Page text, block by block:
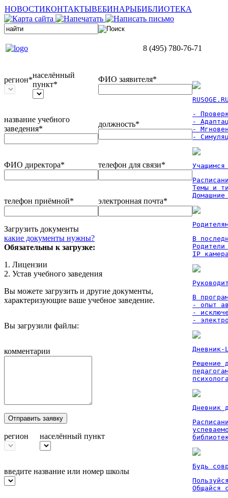
НОВОСТИКОНТАКТЫВЕБИНАРЫБИБЛИОТЕКА
8 (495) 780-76-71
регион*
населённый
пункт*
ФИО заявителя*
название учебного
заведения*
должность*
ФИО директора* телефон для связи*
телефон приёмной* электронная почта*
Загрузить документы
какие документы нужны?
Обязательны к загрузке:
1. Лицензии
2. Устав учебного заведения
Вы можете загрузить и другие документы,
характеризующие ваше учебное заведение.
Вы загрузили файлы:
комментарии
Отправить заявку
регион населённый пункт
введите название или номер школы
-
-
-
-
Темы и
Домашние
В
IP
В
- опыт
-
-
Дневник-
Решение
Дневник
Будь
Общайся